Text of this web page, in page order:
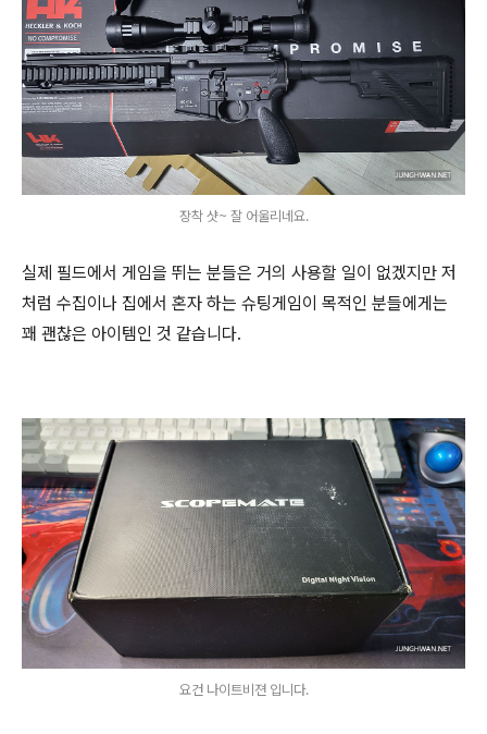
장착 샷~ 잘 어울리네요.
실제 필드에서 게임을 뛰는 분들은 거의 사용할 일이 없겠지만 저
처럼 수집이나 집에서 혼자 하는 슈팅게임이 목적인 분들에게는
꽤 괜찮은 아이템인 것 같습니다.
요건 나이트비젼 입니다.